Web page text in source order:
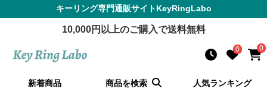
キーリング専門通販サイトKeyRingLabo
10,000円以上のご購入で送料無料
0 0
新着商品 商品を検索 人気ランキング